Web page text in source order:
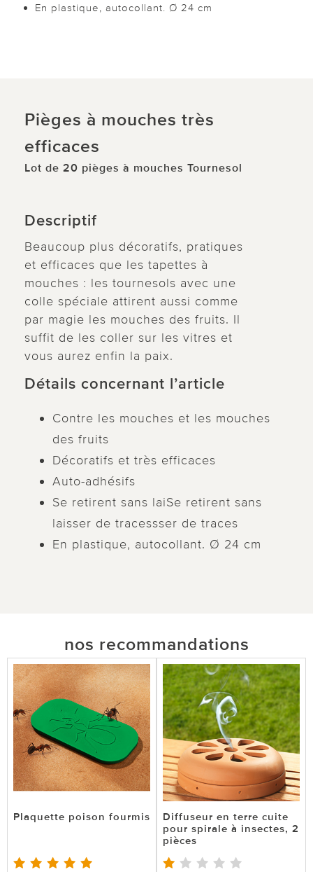
En plastique, autocollant. Ø 24 cm
Pièges à mouches très
efficaces
Lot de 20 pièges à mouches Tournesol
Descriptif
Beaucoup plus décoratifs, pratiques
et efficaces que les tapettes à
mouches : les tournesols avec une
colle spéciale attirent aussi comme
par magie les mouches des fruits. Il
suffit de les coller sur les vitres et
vous aurez enfin la paix.
Détails concernant l’article
Contre les mouches et les mouches
des fruits
Décoratifs et très efficaces
Auto-adhésifs
Se retirent sans laiSe retirent sans
laisser de tracessser de traces
En plastique, autocollant. Ø 24 cm
nos recommandations
Plaquette poison fourmis
Diffuseur en terre cuite
pour spirale à insectes, 2
pièces